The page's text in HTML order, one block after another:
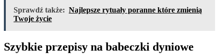
Sprawdź także: Najlepsze rytuały poranne które zmienią
Twoje życie
Szybkie przepisy na babeczki dyniowe